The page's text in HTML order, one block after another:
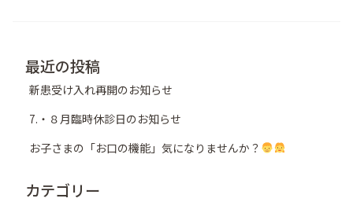
最近の投稿
新患受け入れ再開のお知らせ
7.・８月臨時休診日のお知らせ
お子さまの「お口の機能」気になりませんか？
カテゴリー